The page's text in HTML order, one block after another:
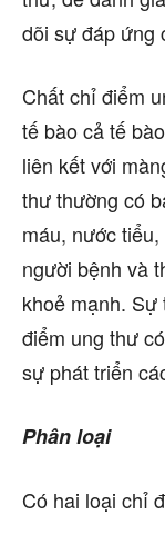
dõi sự đáp ứng
Chất chỉ điểm
tế bào cả tế
liên kết với
thư thường có
máu, nước
người bệnh và
khoẻ mạnh.
điểm ung thư
sự phát triển
Phân loại
Có hai loại chỉ